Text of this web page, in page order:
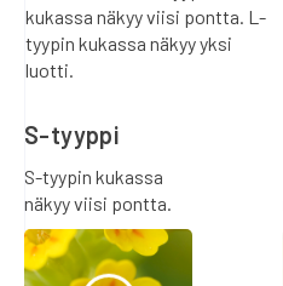
kukassa näkyy viisi pontta. L-
tyypin kukassa näkyy yksi
luotti.
S-tyyppi